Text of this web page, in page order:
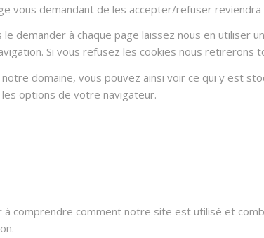
vous demandant de les accepter/refuser
demander à chaque page laissez nous en utiliser
Si vous refusez les cookies nous retirerons
domaine, vous pouvez ainsi voir ce qui y est
options de votre navigateur.
comprendre comment notre site est utilisé et